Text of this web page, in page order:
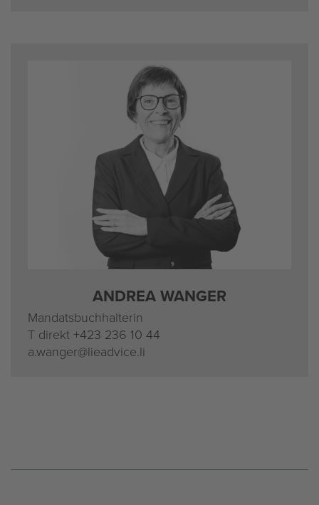
AN­DREA WAN­GER
Man­dats­buch­hal­te­rin
T di­rekt +423 236 10 44
a.​wanger@​lieadvice.​li